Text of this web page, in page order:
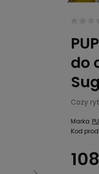
do
Cozy
Marka
Kod